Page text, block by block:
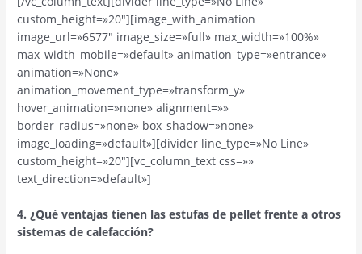
custom_height=»20″][image_with_animation
image_url=»6577″ image_size=»full» max_width=»100%»
max_width_mobile=»default» animation_type=»entrance»
animation=»None»
animation_movement_type=»transform_y»
hover_animation=»none» alignment=»»
border_radius=»none» box_shadow=»none»
image_loading=»default»][divider line_type=»No Line»
custom_height=»20″][vc_column_text css=»»
text_direction=»default»]
4. ¿Qué ventajas tienen las estufas de pellet frente a otros
sistemas de calefacción?